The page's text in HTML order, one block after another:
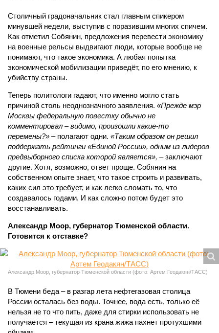
Столичный градоначальник стал главным спикером
минувшей недели, выступив с поразившим многих спичем.
Как отметил Собянин, предложения перевести экономику
на военные рельсы выдвигают люди, которые вообще не
понимают, что такое экономика. А любая попытка
экономической мобилизации приведёт, по его мнению, к
убийству страны.
Теперь политологи гадают, что именно могло стать
причиной столь неоднозначного заявления. «Прежде мэр
Москвы федеральную повестку обычно не
комментировал – видимо, произошли какие-то
перемены?» – полагают одни. «Таким образом он решил
поддержать рейтинги «Единой России», одним из лидеров
предвыборного списка которой является», – заключают
другие. Хотя, возможно, ответ проще. Собянин на
собственном опыте знает, что такое строить и развивать,
каких сил это требует, и как легко сломать то, что
создавалось годами. И как сложно потом будет это
восстанавливать.
Александр Моор, губернатор Тюменской области.
Готовится к отставке?
Александр Моор, губернатор Тюменской области (фото: Артем Геодакян/ТАСС)
В Тюмени беда – в разгар лета нефтегазовая столица
России осталась без воды. Точнее, вода есть, только её
нельзя не то что пить, даже для стирки использовать не
получается – текущая из крана жижа пахнет протухшими